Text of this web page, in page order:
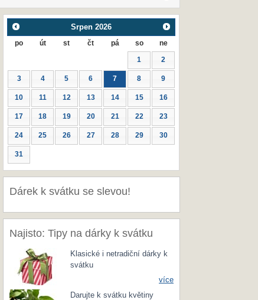
Srpen 2026
po út st čt pá so ne
1 2
3 4 5 6 7 8 9
10 11 12 13 14 15 16
17 18 19 20 21 22 23
24 25 26 27 28 29 30
31
Dárek k svátku se slevou!
Najisto: Tipy na dárky k svátku
Klasické i netradiční dárky k
svátku
více
Darujte k svátku květiny